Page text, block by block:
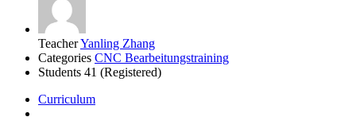
TeacherYanling Zhang
Categories CNC Bearbeitungstraining
Students 41 (Registered)
Curriculum